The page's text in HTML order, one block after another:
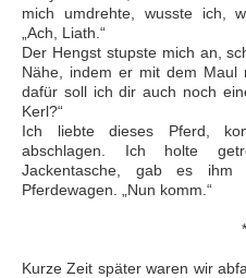
mich umdrehte, wusste ich,
„Ach, Liath.“
Der Hengst stupste mich an,
Nähe, indem er mit dem Maul
dafür soll ich dir auch noch
Kerl?“
Ich liebte dieses Pferd,
abschlagen. Ich holte
Jackentasche, gab es
Pferdewagen. „Nun komm.“
*
Kurze Zeit später waren wir